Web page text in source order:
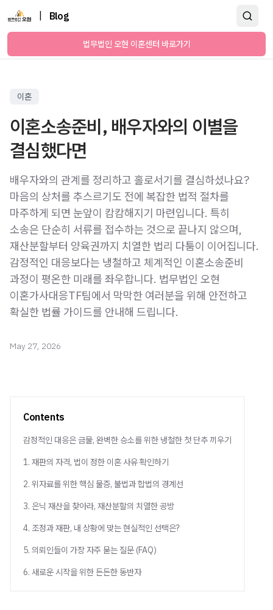
Blog
법무법인 오현 이혼센터 바로가기
이혼
이혼소송준비, 배우자와의 이별을
결심했다면
배우자와의 관계를 정리하고 홀로서기를 결심하셨나요?
마음의 상처를 추스르기도 전에 복잡한 법적 절차를
마주하게 되면 눈앞이 캄캄해지기 마련입니다. 특히
소송은 단순히 서류를 접수하는 것으로 끝나지 않으며,
재산분할부터 양육권까지 치열한 법리 다툼이 이어집니다.
감정적인 대응보다는 냉철하고 체계적인 이혼소송준비
과정이 평온한 미래를 좌우합니다. 법무법인 오현
이혼가사대응TF팀에서 막막한 여러분을 위해 안전하고
확실한 법률 가이드를 안내해 드립니다.
May 27, 2026
Contents
감정적인 대응은 금물, 완벽한 승소를 위한 냉철한 첫 단추 끼우기
1. 재판의 자격, 법이 정한 이혼 사유 확인하기
2. 위자료를 위한 핵심 물증, 불법과 합법의 경계선
3. 은닉 재산을 찾아라, 재산분할의 치열한 공방
4. 조정과 재판, 내 상황에 맞는 현실적인 선택은?
5. 의뢰인들이 가장 자주 묻는 질문 (FAQ)
6. 새로운 시작을 위한 든든한 동반자